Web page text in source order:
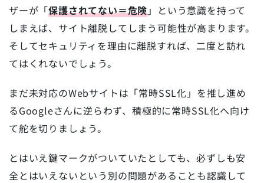
ザーが「保護されてない＝危険」という意識を持って
しまえば、サイト離脱してしまう可能性が高まります。
そしてセキュリティを理由に離脱すれば、二度と訪れ
てはくれないでしょう。
まだ未対応のWebサイトは「常時SSL化」を推し進め
るGoogleさんに逆らわず、積極的に常時SSL化へ向け
て舵を切りましょう。
とはいえ鍵マークがついていたとしても、必ずしも安
全とはいえないという別の問題があることも認識して